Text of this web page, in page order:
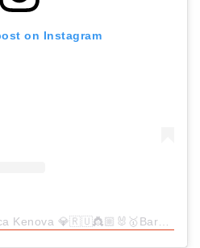
on Instagram